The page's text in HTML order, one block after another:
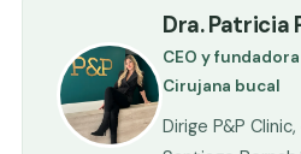
Dra. Patricia
CEO y fundadora
Cirujana bucal
Dirige P&P